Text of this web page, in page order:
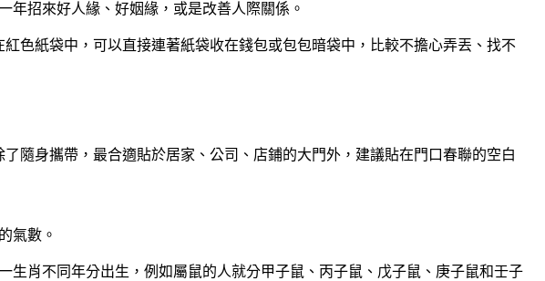
年招來好人緣、好姻緣，或是改善人際關係。
色紙袋中，可以直接連著紙袋收在錢包或包包暗袋中，比較不擔心弄丟、找不
隨身攜帶，最合適貼於居家、公司、店鋪的大門外，建議貼在門口春聯的空白
氣數。
肖不同年分出生，例如屬鼠的人就分甲子鼠、丙子鼠、戊子鼠、庚子鼠和壬子